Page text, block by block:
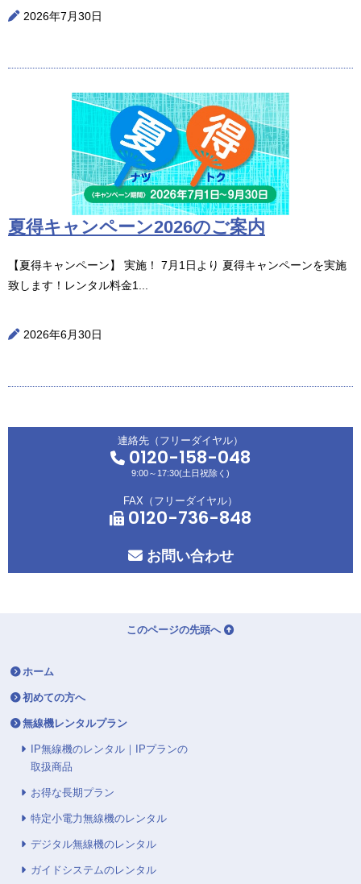
2026年7月30日
夏得キャンペーン2026のご案内
【夏得キャンペーン】 実施！ 7月1日より 夏得キャンペーンを実施
致します！レンタル料金1...
2026年6月30日
連絡先（フリーダイヤル）
0120-158-048
9:00～17:30(土日祝除く)
FAX（フリーダイヤル）
0120-736-848
お問い合わせ
このページの先頭へ
ホーム
初めての方へ
無線機レンタルプラン
IP無線機のレンタル｜IPプランの
取扱商品
お得な長期プラン
特定小電力無線機のレンタル
デジタル無線機のレンタル
ガイドシステムのレンタル